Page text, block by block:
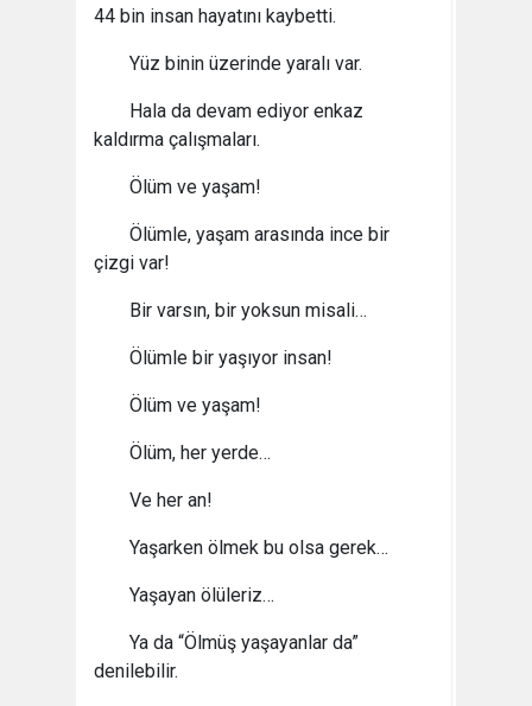
44 bin insan hayatını kaybetti.
Yüz binin üzerinde yaralı var.
Hala da devam ediyor enkaz
kaldırma çalışmaları.
Ölüm ve yaşam!
Ölümle, yaşam arasında ince bir
çizgi var!
Bir varsın, bir yoksun misali…
Ölümle bir yaşıyor insan!
Ölüm ve yaşam!
Ölüm, her yerde…
Ve her an!
Yaşarken ölmek bu olsa gerek…
Yaşayan ölüleriz…
Ya da “Ölmüş yaşayanlar da”
denilebilir.